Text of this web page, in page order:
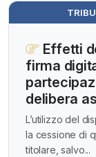
Effetti
firma
delibera
L’utilizzo del
la cessione di
titolare, salvo...